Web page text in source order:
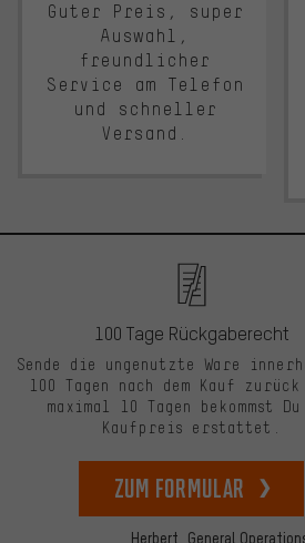
Guter Preis, super
Auswahl,
freundlicher
Service am Telefon
und schneller
Versand.
Herbert, General
100 Tage Rückgaberecht
Sende die ungenutzte Ware
100 Tagen nach dem Kauf
maximal 10 Tagen bekommst Du
Kaufpreis erstattet.
zum Formular